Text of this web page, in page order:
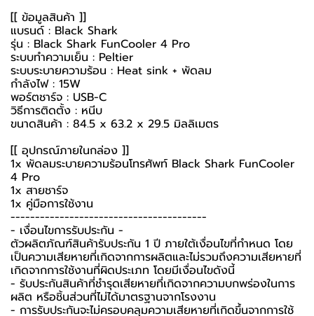
[[ ข้อมูลสินค้า ]]
แบรนด์ : Black Shark
รุ่น : Black Shark FunCooler 4 Pro
ระบบทำความเย็น : Peltier
ระบบระบายความร้อน : Heat sink + พัดลม
กำลังไฟ : 15W
พอร์ตชาร์จ : USB-C
วิธีการติดตั้ง : หนีบ
ขนาดสินค้า : 84.5 x 63.2 x 29.5 มิลลิเมตร
[[ อุปกรณ์ภายในกล่อง ]]
1x พัดลมระบายความร้อนโทรศัพท์ Black Shark FunCooler
4 Pro
1x สายชาร์จ
1x คู่มือการใช้งาน
----------------------------------------
-️ เงื่อนไขการรับประกัน -️
ตัวผลิตภัณฑ์สินค้ารับประกัน 1 ปี ภายใต้เงื่อนไขที่กำหนด โดย
เป็นความเสียหายที่เกิดจากการผลิตและไม่รวมถึงความเสียหายที่
เกิดจากการใช้งานที่ผิดประเภท โดยมีเงื่อนไขดังนี้
- รับประกันสินค้าที่ชำรุดเสียหายที่เกิดจากความบกพร่องในการ
ผลิต หรือชิ้นส่วนที่ไม่ได้มาตรฐานจากโรงงาน
- การรับประกันจะไม่ครอบคลุมความเสียหายที่เกิดขึ้นจากการใช้